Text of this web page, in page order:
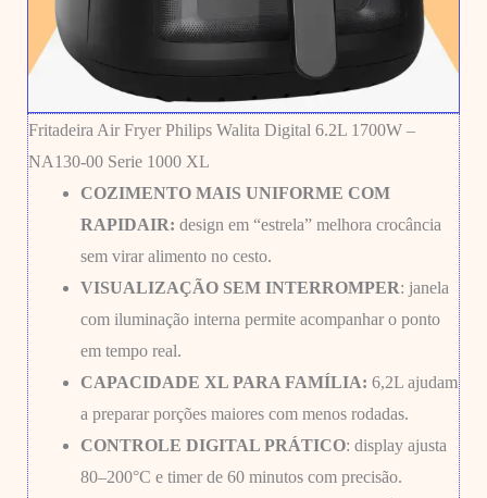
Fritadeira Air Fryer Philips Walita Digital 6.2L 1700W –
NA130-00 Serie 1000 XL
COZIMENTO MAIS UNIFORME COM
RAPIDAIR: design em “estrela” melhora crocância
sem virar alimento no cesto.
VISUALIZAÇÃO SEM INTERROMPER: janela
com iluminação interna permite acompanhar o ponto
em tempo real.
CAPACIDADE XL PARA FAMÍLIA: 6,2L ajudam
a preparar porções maiores com menos rodadas.
CONTROLE DIGITAL PRÁTICO: display ajusta
80–200°C e timer de 60 minutos com precisão.